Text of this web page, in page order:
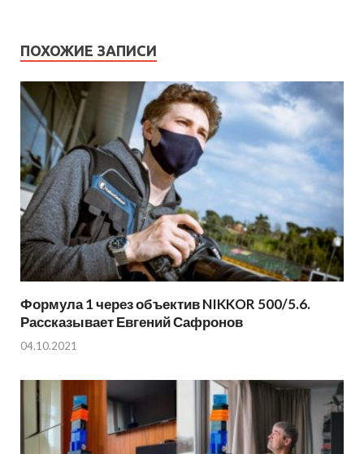
ПОХОЖИЕ ЗАПИСИ
Формула 1 через объектив NIKKOR 500/5.6.
Рассказывает Евгений Сафронов
04.10.2021